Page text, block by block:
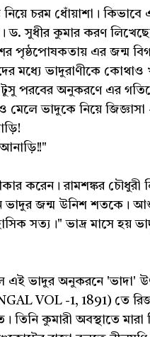
নিয়ে চরম ধোঁয়াশা।
ড. সুধীর কুমার করণ
পৃষ্ঠপোষকতায় এর জন্ম
মধ্যে ভাদুরাণীকে কোথাও
পরবের অনুকরণে এর
মেলে ভাদুকে নিয়ে
করেন। রামশঙ্কর
জন্ম উনিশ শতকে।
সত্য।" ভাদ্র মাসে হয়
ভাদুর অনুকরনে 'ভাদা'
VOL -1, 1891) তে
তিনি কুমারী অবস্থাতে